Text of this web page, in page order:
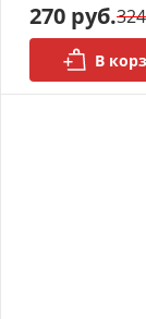
270 руб.
В